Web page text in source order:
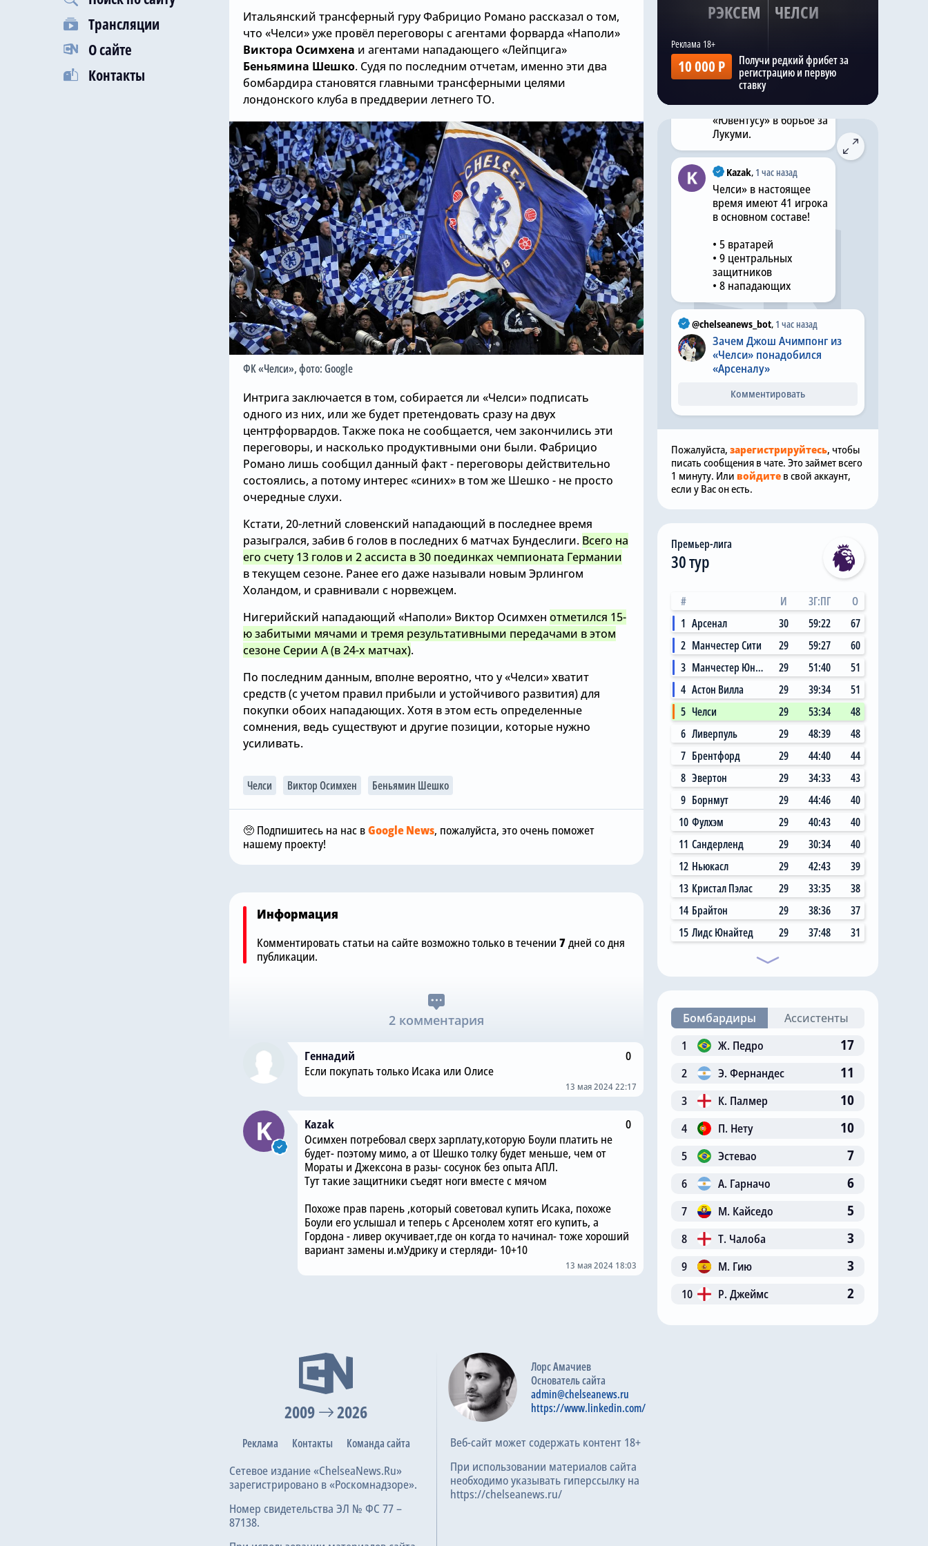
Трансляции
О сайте
Контакты
Итальянский трансферный гуру Фабрицио Романо рассказал о том,
что «Челси» уже провёл переговоры с агентами форварда «Наполи»
Виктора Осимхена и агентами нападающего «Лейпцига»
Беньямина Шешко. Судя по последним отчетам, именно эти два
бомбардира становятся главными трансферными целями
лондонского клуба в преддверии летнего ТО.
ФК «Челси», фото: Google
Интрига заключается в том, собирается ли «Челси» подписать
одного из них, или же будет претендовать сразу на двух
центрфорвардов. Также пока не сообщается, чем закончились эти
переговоры, и насколько продуктивными они были. Фабрицио
Романо лишь сообщил данный факт - переговоры действительно
состоялись, а потому интерес «синих» в том же Шешко - не просто
очередные слухи.
Кстати, 20-летний словенский нападающий в последнее время
разыгрался, забив 6 голов в последних 6 матчах Бундеслиги. Всего на
его счету 13 голов и 2 ассиста в 30 поединках чемпионата Германии
в текущем сезоне. Ранее его даже называли новым Эрлингом
Холандом, и сравнивали с норвежцем.
Нигерийский нападающий «Наполи» Виктор Осимхен отметился 15-
ю забитыми мячами и тремя результативными передачами в этом
сезоне Серии А (в 24-х матчах).
По последним данным, вполне вероятно, что у «Челси» хватит
средств (с учетом правил прибыли и устойчивого развития) для
покупки обоих нападающих. Хотя в этом есть определенные
сомнения, ведь существуют и другие позиции, которые нужно
усиливать.
Челси Виктор Осимхен Беньямин Шешко
🥺 Подпишитесь на нас вGoogle News, пожалуйста, это очень поможет
нашему проекту!
Николас Джексон
совершил добрый
поступок в «Челси», чтобы
Михаил Мудрик мог
сыграть в матче
Зачем Джош Ачимпонг из
«Челси» понадобился
отреагировал на
шокирующую цену в
размере £75 млн за звезду
Сегодня, 11:14
Главный любитель
«привозов» в «Челси»
рад, что он теперь не
самый «старый дядя» в
клубе
Информация
Комментировать статьи на сайте возможно только в течении 7дней со дня
публикации.
2 комментария
Геннадий
0
Если покупать только Исака или Олисе
13 мая 2024 22:17
Kazak
0
Осимхен потребовал сверх зарплату,которую Боули платить не
будет- поэтому мимо, а от Шешко толку будет меньше, чем от
Мораты и Джексона в разы- сосунок без опыта АПЛ.
Тут такие защитники съедят ноги вместе с мячом
Похоже прав парень ,который советовал купить Исака, похоже
Боули его услышал и теперь с Арсенолем хотят его купить, а
Гордона - ливер окучивает,где он когда то начинал- тоже хороший
вариант замены и.мУдрику и стерляди- 10+10
13 мая 2024 18:03
РЭКСЕМ ЧЕЛСИ
10 000 Р
Получи редкий фрибет за
регистрацию и первую
ставку
Ранее на этой неделе
сообщило, что команда
Хаби Алонсо ,
«Манчестер Юнайтед»
и «Ноттингем Форест»
присоединились к
«Ювентусу» в борьбе за
Лукуми.
Kazak, 1 час назад
Челси» в настоящее
время имеют 41 игрока
в основном составе!
• 5 вратарей
• 9 центральных
защитников
• 8 нападающих
@chelseanews_bot, 1 час назад
Зачем Джош Ачимпонг из
«Челси» понадобился
«Арсеналу»
Комментировать
Пожалуйста, зарегистрируйтесь, чтобы
писать сообщения в чате. Это займет всего
1 минуту. Или войдите в свой аккаунт,
если у Вас он есть.
Премьер-лига
30 тур
# И ЗГ:ПГ
О
1 Арсенал 30 59:22
67
2 Манчестер Сити 29 59:27
60
3
Манчестер Юнайтед 29 51:40
51
4 Астон Вилла 29 39:34
51
5 Челси 29 53:34
48
6 Ливерпуль 29 48:39
48
7 Брентфорд 29 44:40
44
8 Эвертон 29 34:33
43
9 Борнмут 29 44:46
40
10 Фулхэм 29 40:43
40
11 Сандерленд 29 30:34
40
12 Ньюкасл 29 42:43
39
13 Кристал Пэлас 29 33:35
38
14 Брайтон 29 38:36
37
15 Лидс Юнайтед 29 37:48 31
Бомбардиры
Ассистенты
1
Ж. Педро 17
2 Э. Фернандес 11
3 К. Палмер 10
4 П. Нету 10
5 Эстевао 7
6 А. Гарначо 6
7 М. Кайседо 5
8 Т. Чалоба 3
9 М. Гию 3
10 Р. Джеймс 2
2009 2026
Реклама Контакты
Команда сайта
Сетевое издание «ChelseaNews.Ru»
зарегистрировано в «Роскомнадзоре».
Номер свидетельства ЭЛ № ФС 77 –
87138.
Лорс Амачиев
Основатель сайта
admin@chelseanews.ru
https://www.linkedin.com/
Веб-сайт может содержать контент 18+
При использовании материалов сайта
необходимо указывать гиперссылку на
https://chelseanews.ru/